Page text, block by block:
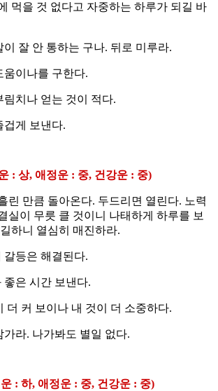
먹을 것 없다고 자중하는 하루가 되길 바
이 잘 안 통하는 구나. 뒤로 미루라.
움이나를 구한다.
림치나 얻는 것이 적다.
겁게 보낸다.
: 상, 애정운 : 중, 건강운 : 중)
린 만큼 돌아온다. 두드리면 열린다. 노력
실이 무릇 클 것이니 나태하게 하루를 보
하니 열심히 매진하라.
갈등은 해결된다.
좋은 시간 보낸다.
더 커 보이나 내 것이 더 소중하다.
가라. 나가봐도 별일 없다.
: 하, 애정운 : 중, 건강운 : 중)